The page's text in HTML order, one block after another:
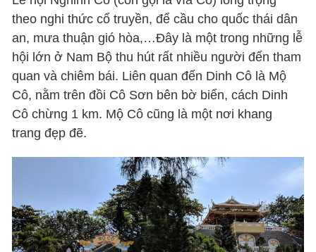
theo nghi thức cổ truyền, để cầu cho quốc thái dân
an, mưa thuận gió hòa,…Đây là một trong những lễ
hội lớn ở Nam Bộ thu hút rất nhiều người đến tham
quan và chiêm bái. Liên quan đến Dinh Cô là Mộ
Cô, nằm trên đồi Cô Sơn bên bờ biển, cách Dinh
Cô chừng 1 km. Mộ Cô cũng là một nơi khang
trang đẹp đẽ.